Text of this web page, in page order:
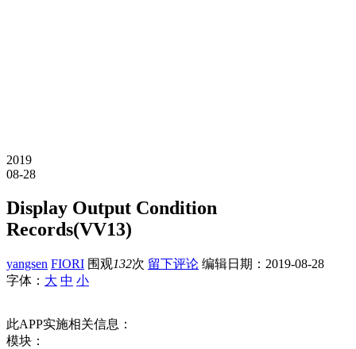
2019
08-28
Display Output Condition
Records(VV13)
yangsen FIORI 围观132次 留下评论 编辑日期： 2019-08-28
字体： 大 中 小
此APP实施相关信息：
模块：